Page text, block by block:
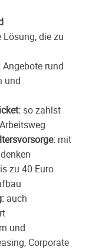
die zu
Angebote rund
und
so zahlst
mit
zu 40 Euro
auch
und
Corporate